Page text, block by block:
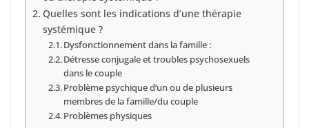
Quelles sont les indications d’une thérapie
systémique ?
Dysfonctionnement dans la famille :
Détresse conjugale et troubles psychosexuels
dans le couple
Problème psychique d’un ou de plusieurs
membres de la famille/du couple
Problèmes physiques